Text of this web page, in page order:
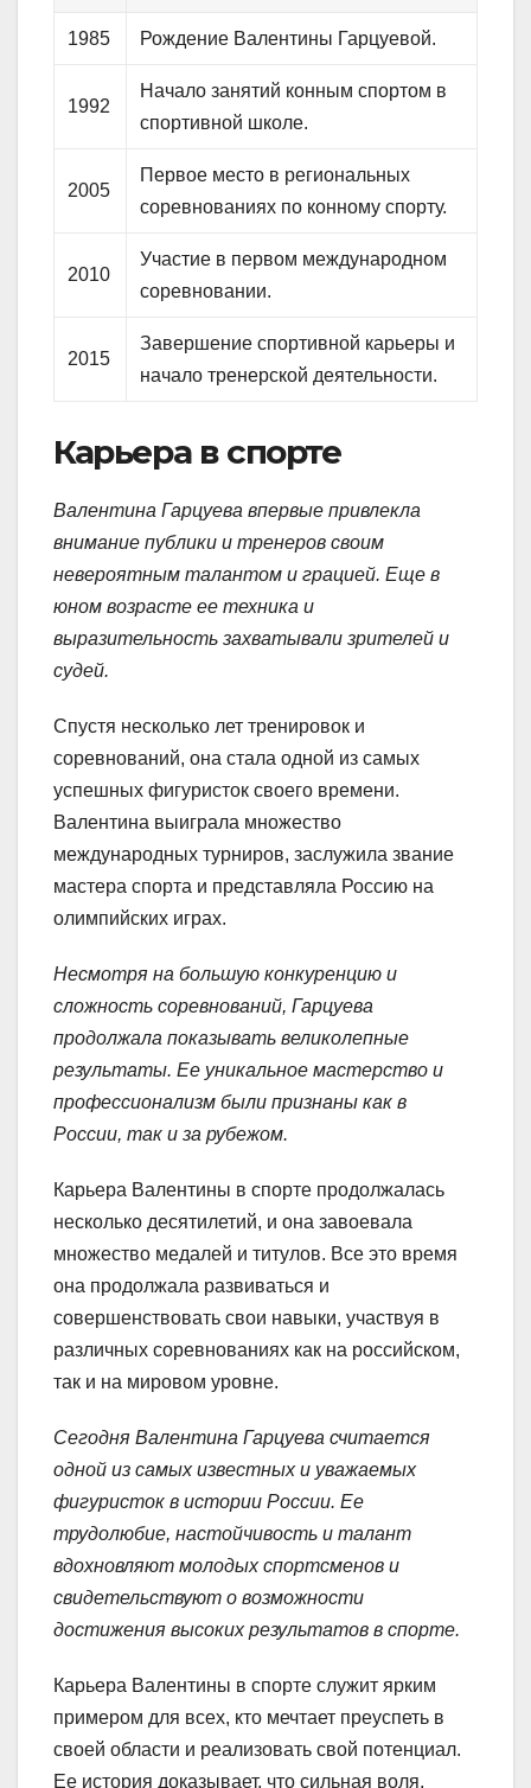
1985 Рождение Валентины Гарцуевой.
1992
Начало занятий конным спортом в
спортивной школе.
2005
Первое место в региональных
соревнованиях по конному спорту.
2010
Участие в первом международном
соревновании.
2015
Завершение спортивной карьеры и
начало тренерской деятельности.
Карьера в спорте
Валентина Гарцуева впервые привлекла
внимание публики и тренеров своим
невероятным талантом и грацией. Еще в
юном возрасте ее техника и
выразительность захватывали зрителей и
судей.
Спустя несколько лет тренировок и
соревнований, она стала одной из самых
успешных фигуристок своего времени.
Валентина выиграла множество
международных турниров, заслужила звание
мастера спорта и представляла Россию на
олимпийских играх.
Несмотря на большую конкуренцию и
сложность соревнований, Гарцуева
продолжала показывать великолепные
результаты. Ее уникальное мастерство и
профессионализм были признаны как в
России, так и за рубежом.
Карьера Валентины в спорте продолжалась
несколько десятилетий, и она завоевала
множество медалей и титулов. Все это время
она продолжала развиваться и
совершенствовать свои навыки, участвуя в
различных соревнованиях как на российском,
так и на мировом уровне.
Сегодня Валентина Гарцуева считается
одной из самых известных и уважаемых
фигуристок в истории России. Ее
трудолюбие, настойчивость и талант
вдохновляют молодых спортсменов и
свидетельствуют о возможности
достижения высоких результатов в спорте.
Карьера Валентины в спорте служит ярким
примером для всех, кто мечтает преуспеть в
своей области и реализовать свой потенциал.
Ее история доказывает, что сильная воля,